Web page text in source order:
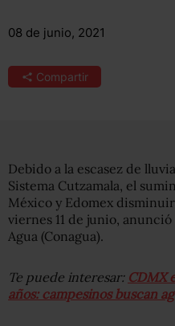
08 de junio, 2021
Compartir
Debido a la escasez de
Sistema Cutzamala, el
México y Edomex
viernes 11 de junio,
Agua (Conagua).
Te puede interesar: CDMX
años: campesinos buscan